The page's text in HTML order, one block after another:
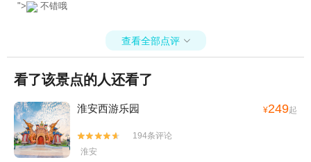
"> 不错哦
查看全部点评 
看了该景点的人还看了
淮安西游乐园 ¥249起


194条评论
淮安